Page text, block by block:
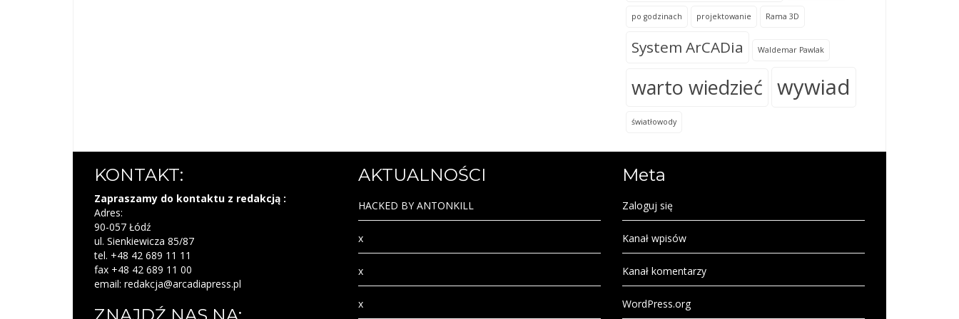
po godzinach projektowanie Rama 3D
System ArCADia Waldemar Pawlak
warto wiedzieć wywiad
światłowody
KONTAKT:
Zapraszamy do kontaktu z redakcją :
Adres:
90-057 Łódź
ul. Sienkiewicza 85/87
tel. +48 42 689 11 11
fax +48 42 689 11 00
email: redakcja@arcadiapress.pl
AKTUALNOŚCI
HACKED BY ANTONKILL
x
x
x
Meta
Zaloguj się
Kanał wpisów
Kanał komentarzy
WordPress.org